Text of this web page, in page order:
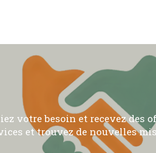
votre besoin et recevez des
et trouvez de nouvelles